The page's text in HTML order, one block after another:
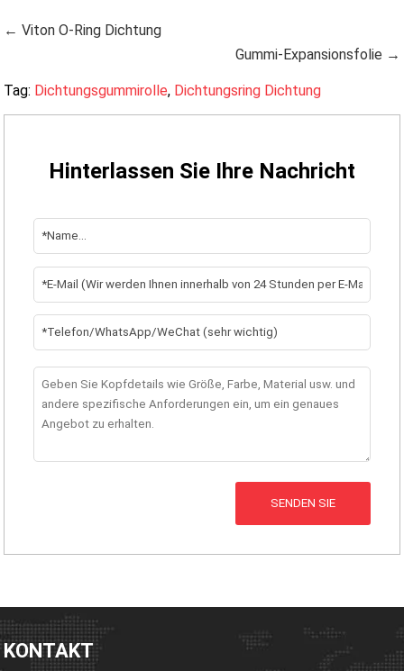
← Viton O-Ring Dichtung
Gummi-Expansionsfolie →
Tag: Dichtungsgummirolle, Dichtungsring Dichtung
Hinterlassen Sie Ihre Nachricht
SENDEN SIE
KONTAKT